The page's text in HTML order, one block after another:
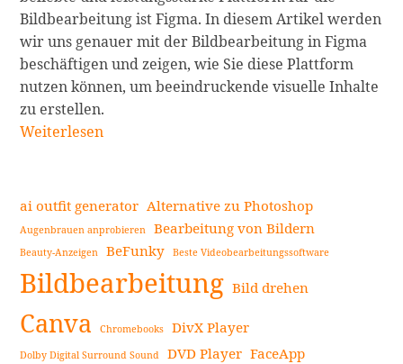
Bildbearbeitung ist Figma. In diesem Artikel werden
wir uns genauer mit der Bildbearbeitung in Figma
beschäftigen und zeigen, wie Sie diese Plattform
nutzen können, um beeindruckende visuelle Inhalte
zu erstellen.
Bildbearbeitung
umfassender
für
Designer
weiterlesen
Weiterlesen
Seitenleiste
ai outfit generator Alternative zu Photoshop
Augenbrauen anprobieren Bearbeitung von Bildern
Beauty-Anzeigen BeFunky Beste Videobearbeitungssoftware
Bildbearbeitung Bild drehen
Canva Chromebooks DivX Player
Dolby Digital Surround Sound DVD Player FaceApp